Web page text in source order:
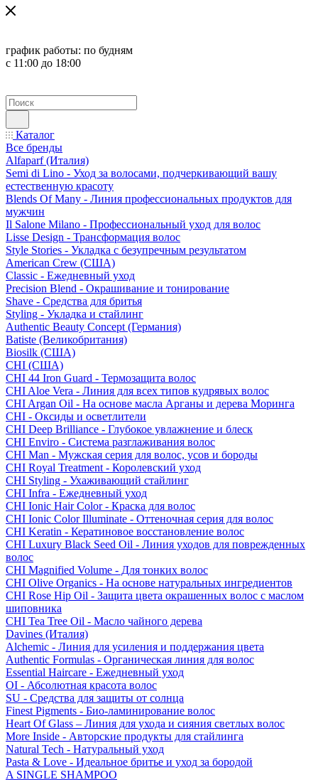
график работы: по будням
с 11:00 до 18:00
Каталог
Все бренды
Alfaparf (Италия)
Semi di Lino - Уход за волосами, подчеркивающий вашу
естественную красоту
Blends Of Many - Линия профессиональных продуктов для
мужчин
Il Salone Milano - Профессиональный уход для волос
Lisse Design - Трансформация волос
Style Stories - Укладка с безупречным результатом
American Crew (США)
Classic - Ежедневный уход
Precision Blend - Окрашивание и тонирование
Shave - Средства для бритья
Styling - Укладка и стайлинг
Authentic Beauty Concept (Германия)
Batiste (Великобритания)
Biosilk (США)
CHI (США)
CHI 44 Iron Guard - Термозащита волос
CHI Aloe Vera - Линия для всех типов кудрявых волос
CHI Argan Oil - На основе масла Арганы и дерева Моринга
CHI - Оксиды и осветлители
CHI Deep Brilliance - Глубокое увлажнение и блеск
CHI Enviro - Система разглаживания волос
CHI Man - Мужская серия для волос, усов и бороды
CHI Royal Treatment - Королевский уход
CHI Styling - Ухаживающий стайлинг
CHI Infra - Ежедневный уход
CHI Ionic Hair Color - Краска для волос
CHI Ionic Color Illuminate - Оттеночная серия для волос
CHI Keratin - Кератиновое восстановление волос
CHI Luxury Black Seed Oil - Линия уходов для поврежденных
волос
CHI Magnified Volume - Для тонких волос
CHI Olive Organics - На основе натуральных ингредиентов
CHI Rose Hip Oil - Защита цвета окрашенных волос с маслом
шиповника
CHI Tea Tree Oil - Масло чайного дерева
Davines (Италия)
Alchemic - Линия для усиления и поддержания цвета
Authentic Formulas - Органическая линия для волос
Essential Haircare - Eжедневный уход
OI - Абсолютная красота волос
SU - Средства для защиты от солнца
Finest Pigments - Био-ламинирование волос
Heart Of Glass – Линия для ухода и сияния светлых волос
More Inside - Авторские продукты для стайлинга
Natural Tech - Натуральный уход
Pasta & Love - Идеальное бритье и уход за бородой
A SINGLE SHAMPOO